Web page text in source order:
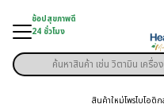
content
ช้อปสุขภาพดี
24 ชั่วโมง
มู่สินค้า
Products
search
สินค้าใหม่โพรไบโอติ